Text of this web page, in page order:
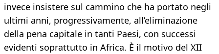
invece insistere sul cammino che ha portato negli
ultimi anni, progressivamente, all’eliminazione
della pena capitale in tanti Paesi, con successi
evidenti soprattutto in Africa. È il motivo del XII